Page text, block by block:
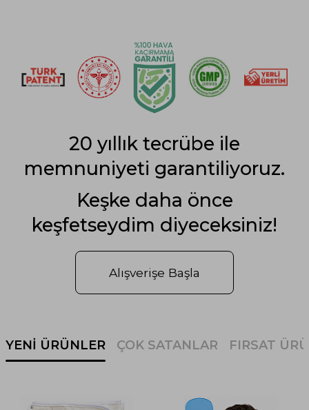
20 yıllık tecrübe ile
memnuniyeti garantiliyoruz.
Keşke daha önce
keşfetseydim diyeceksiniz!
Alışverişe Başla
YENI ÜRÜNLER ÇOK SATANLAR FIRSAT